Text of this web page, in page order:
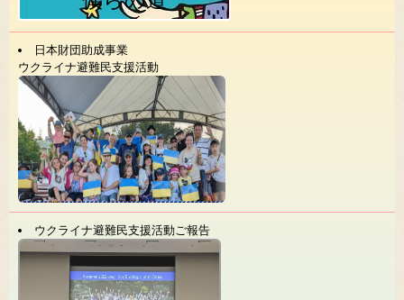
日本財団助成事業
ウクライナ避難民支援活動
ウクライナ避難民支援活動ご報告